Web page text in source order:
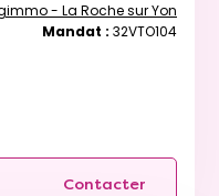
- La Roche sur Yon
Mandat : 32VTO104
Contacter